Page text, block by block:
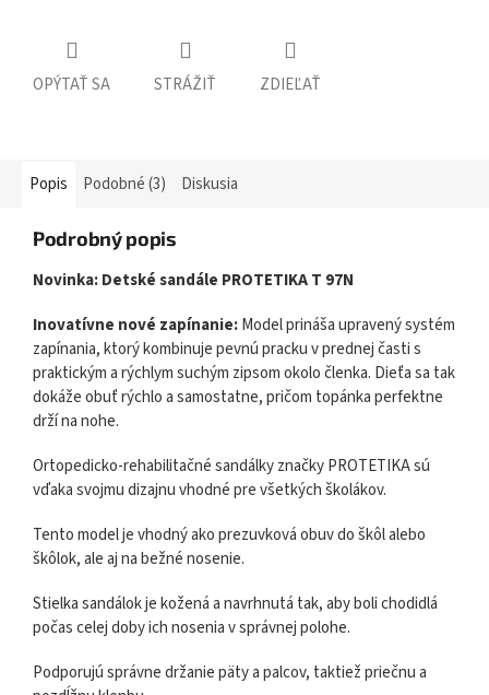
OPÝTAŤ SA STRÁŽIŤ ZDIEĽAŤ
Popis Podobné (3) Diskusia
Podrobný popis
Novinka: Detské sandále PROTETIKA T 97N
Inovatívne nové zapínanie:Model prináša upravený systém
zapínania, ktorý kombinuje pevnú pracku v prednej časti s
praktickým a rýchlym suchým zipsom okolo členka. Dieťa sa tak
dokáže obuť rýchlo a samostatne, pričom topánka perfektne
drží na nohe.
Ortopedicko-rehabilitačné sandálky značky PROTETIKA sú
vďaka svojmu dizajnu vhodné pre všetkých školákov.
Tento model je vhodný ako prezuvková obuv do škôl alebo
škôlok, ale aj na bežné nosenie.
Stielka sandálok je kožená a navrhnutá tak, aby boli chodidlá
počas celej doby ich nosenia v správnej polohe.
Podporujú správne držanie päty a palcov, taktiež priečnu a